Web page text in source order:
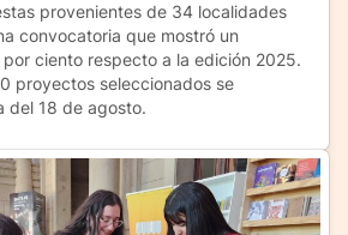
provenientes de 34 localidades
convocatoria que mostró un
ciento respecto a la edición 2025.
proyectos seleccionados se
del 18 de agosto.